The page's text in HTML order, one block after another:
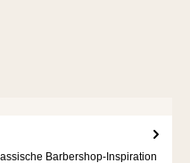
Barbershop-Inspiration